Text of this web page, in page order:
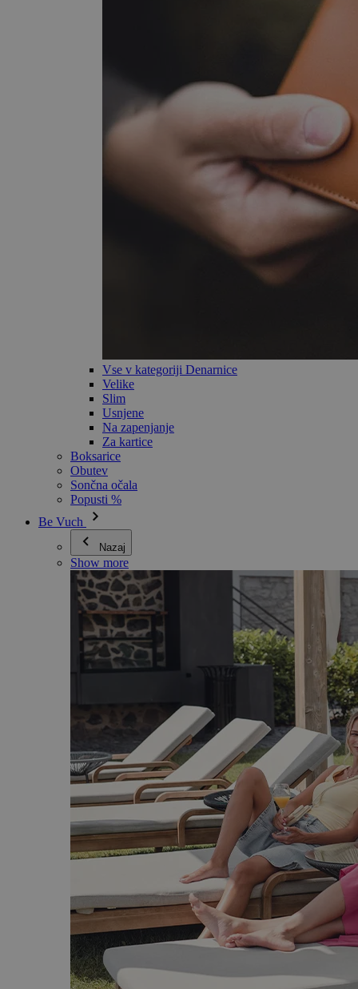
Vse v kategoriji Denarnice
Velike
Slim
Usnjene
Na zapenjanje
Za kartice
Boksarice
Obutev
Sončna očala
Popusti %
Be Vuch
Nazaj
Show more